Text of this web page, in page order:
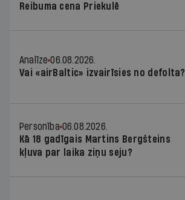
Reibuma cena Priekulē
Analīze 06.08.2026.
Vai «airBaltic» izvairīsies no defolta?
Personība 06.08.2026.
Kā 18 gadīgais Martins Bergšteins
kļuva par laika ziņu seju?